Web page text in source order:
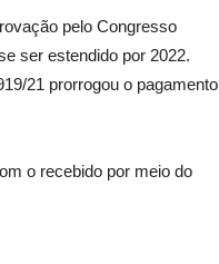
pelo Congresso
ser estendido por 2022.
21 prorrogou o pagamento
o recebido por meio do